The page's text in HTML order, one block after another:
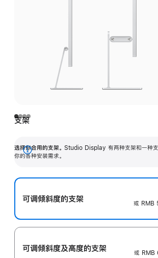
支架
选择你合用的支架。 Studio Display 有两种支架和一种支
你的各种安装需求。
展
可调倾斜度的支架
或 RMB
可调倾斜度及高‍度的支‍架
或 RMB